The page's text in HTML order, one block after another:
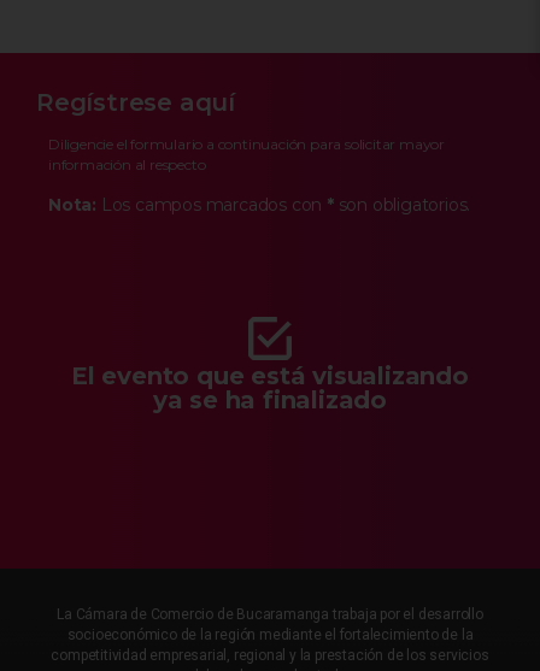
Regístrese aquí
Diligencie el formulario a continuación para solicitar mayor
información al respecto
Nota: Los campos marcados con *son obligatorios.
El evento que está visualizando
ya se ha finalizado
La Cámara de Comercio de Bucaramanga trabaja por el desarrollo
socioeconómico de la región mediante el fortalecimiento de la
competitividad empresarial, regional y la prestación de los servicios